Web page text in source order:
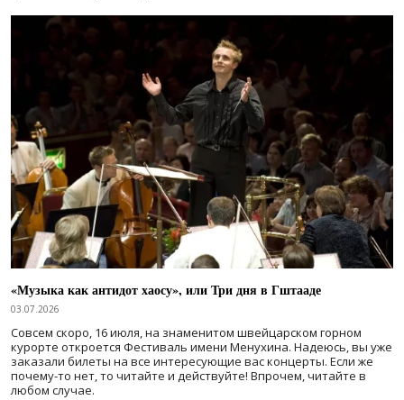
«Музыка как антидот хаосу», или Три дня в Гштааде
03.07.2026
Совсем скоро, 16 июля, на знаменитом швейцарском горном
курорте откроется Фестиваль имени Менухина. Надеюсь, вы уже
заказали билеты на все интересующие вас концерты. Если же
почему-то нет, то читайте и действуйте! Впрочем, читайте в
любом случае.